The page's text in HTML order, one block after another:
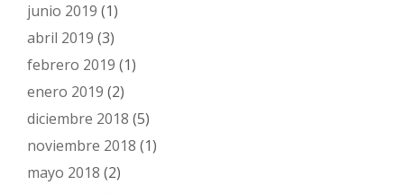
junio 2019 (1)
abril 2019 (3)
febrero 2019 (1)
enero 2019 (2)
diciembre 2018 (5)
noviembre 2018 (1)
mayo 2018 (2)